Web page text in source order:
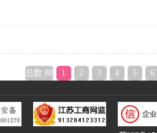
总数 88 1 2 3 4 5 6